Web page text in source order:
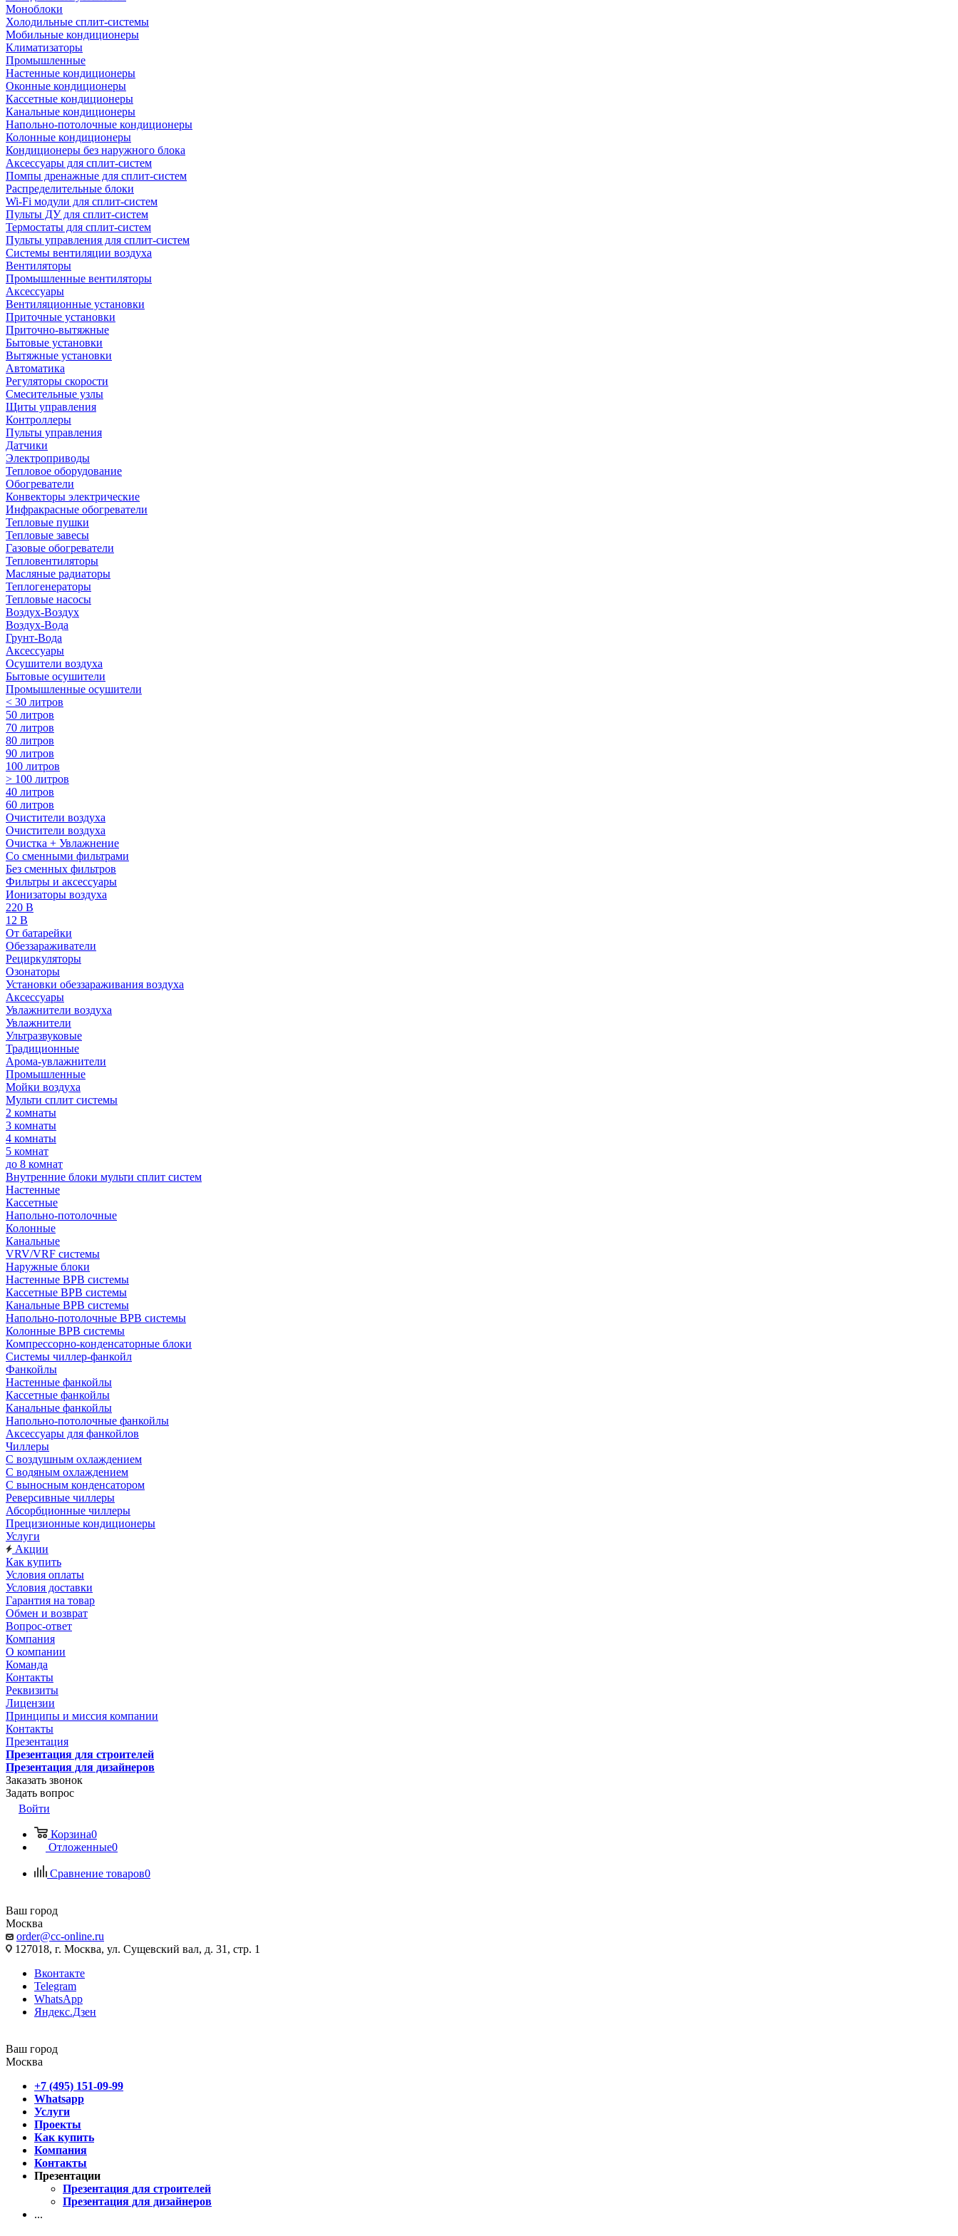
Моноблоки
Холодильные сплит-системы
Мобильные кондиционеры
Климатизаторы
Промышленные
Настенные кондиционеры
Оконные кондиционеры
Кассетные кондиционеры
Канальные кондиционеры
Напольно-потолочные кондиционеры
Колонные кондиционеры
Кондиционеры без наружного блока
Аксессуары для сплит-систем
Помпы дренажные для сплит-систем
Распределительные блоки
Wi-Fi модули для сплит-систем
Пульты ДУ для сплит-систем
Термостаты для сплит-систем
Пульты управления для сплит-систем
Системы вентиляции воздуха
Вентиляторы
Промышленные вентиляторы
Аксессуары
Вентиляционные установки
Приточные установки
Приточно-вытяжные
Бытовые установки
Вытяжные установки
Автоматика
Регуляторы скорости
Смесительные узлы
Щиты управления
Контроллеры
Пульты управления
Датчики
Электроприводы
Тепловое оборудование
Обогреватели
Конвекторы электрические
Инфракрасные обогреватели
Тепловые пушки
Тепловые завесы
Газовые обогреватели
Тепловентиляторы
Масляные радиаторы
Теплогенераторы
Тепловые насосы
Воздух-Воздух
Воздух-Вода
Грунт-Вода
Аксессуары
Осушители воздуха
Бытовые осушители
Промышленные осушители
< 30 литров
50 литров
70 литров
80 литров
90 литров
100 литров
> 100 литров
40 литров
60 литров
Очистители воздуха
Очистители воздуха
Очистка + Увлажнение
Cо сменными фильтрами
Без сменных фильтров
Фильтры и аксессуары
Ионизаторы воздуха
220 В
12 В
От батарейки
Обеззараживатели
Рециркуляторы
Озонаторы
Установки обеззараживания воздуха
Аксессуары
Увлажнители воздуха
Увлажнители
Ультразвуковые
Традиционные
Арома-увлажнители
Промышленные
Мойки воздуха
Мульти сплит системы
2 комнаты
3 комнаты
4 комнаты
5 комнат
до 8 комнат
Внутренние блоки мульти сплит систем
Настенные
Кассетные
Напольно-потолочные
Колонные
Канальные
VRV/VRF системы
Наружные блоки
Настенные ВРВ системы
Кассетные ВРВ системы
Канальные ВРВ системы
Напольно-потолочные ВРВ системы
Колонные ВРВ системы
Компрессорно-конденсаторные блоки
Системы чиллер-фанкойл
Фанкойлы
Настенные фанкойлы
Кассетные фанкойлы
Канальные фанкойлы
Напольно-потолочные фанкойлы
Аксессуары для фанкойлов
Чиллеры
С воздушным охлаждением
С водяным охлаждением
С выносным конденсатором
Реверсивные чиллеры
Абсорбционные чиллеры
Прецизионные кондиционеры
Услуги
Акции
Как купить
Условия оплаты
Условия доставки
Гарантия на товар
Обмен и возврат
Вопрос-ответ
Компания
О компании
Команда
Контакты
Реквизиты
Лицензии
Принципы и миссия компании
Контакты
Презентация
Презентация для строителей
Презентация для дизайнеров
Заказать звонок
Задать вопрос
Войти
Корзина0
Отложенные0
Сравнение товаров0
Ваш город
Москва
order@cc-online.ru
127018, г. Москва, ул. Сущевский вал, д. 31, стр. 1
Вконтакте
Telegram
WhatsApp
Яндекс.Дзен
Ваш город
Москва
+7 (495) 151-09-99
Whatsapp
Услуги
Проекты
Как купить
Компания
Контакты
Презентации
Презентация для строителей
Презентация для дизайнеров
...